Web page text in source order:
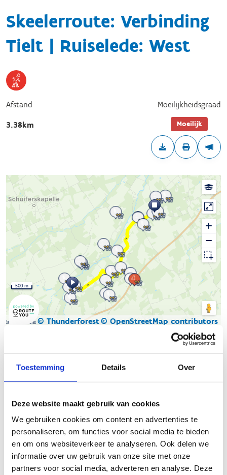
Toestemming Details Over
Deze website maakt gebruik van cookies
We gebruiken cookies om content en advertenties te
personaliseren, om functies voor social media te bieden
en om ons websiteverkeer te analyseren. Ook delen we
informatie over uw gebruik van onze site met onze
partners voor social media, adverteren en analyse. Deze
Skeelerroute: Verbinding
Tielt | Ruiselede: West
Afstand
3.38km
Moeilijkheidsgraad
Moeilijk
Kaartgegevens © Thunderforest© OpenStreetMap contributors
500 m
Beschrijving van de route
Het Skeelernetwerk Midwestwaaiert uit over de gemeenten
Lichtervelde, Meulebeke, Moorslede, Oostrozebeke, Pittem,
Roeselare, Ruiselede, Staden, Tielt, Wielsbeke en Wingene met
een totale afstand van circa 450km.
Je skeelert kilometers langs een gevarieerd ruraal en stedelijk
landschap. Naast de mooie uitzichten zijn er ook leuke